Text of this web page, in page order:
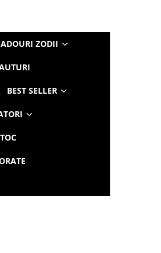
ZODII
BEST SELLER